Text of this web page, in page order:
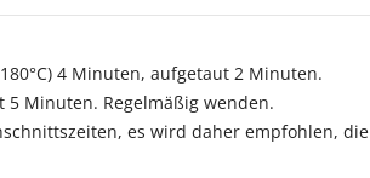
4 Minuten, aufgetaut 2 Minuten.
Minuten. Regelmäßig wenden.
es wird daher empfohlen, die